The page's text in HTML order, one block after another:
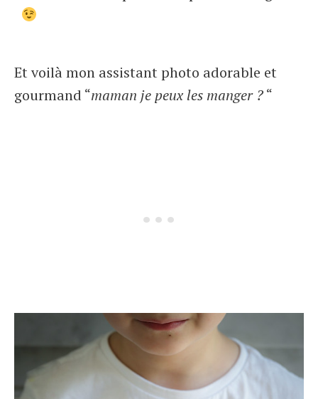
Et voilà mon assistant photo adorable et
gourmand “maman je peux les manger ?“